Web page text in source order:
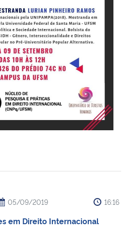
05/09/2019 16:16
em Direito Internacional